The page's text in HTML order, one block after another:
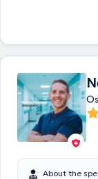
management,...).
visceral
hours prior will
About the